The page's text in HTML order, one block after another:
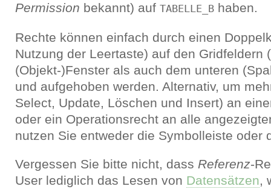
Permission bekannt) auf TABELLE_Bhaben.
Rechte können einfach durch einen
Nutzung der Leertaste) auf den Gridfeldern
(Objekt-)Fenster als auch dem unteren
und aufgehoben werden. Alternativ, um
Select, Update, Löschen und Insert) an
oder ein Operationsrecht an alle
nutzen Sie entweder die Symbolleiste oder
Vergessen Sie bitte nicht, dass Referenz-
User lediglich das Lesen von Datensätzen,